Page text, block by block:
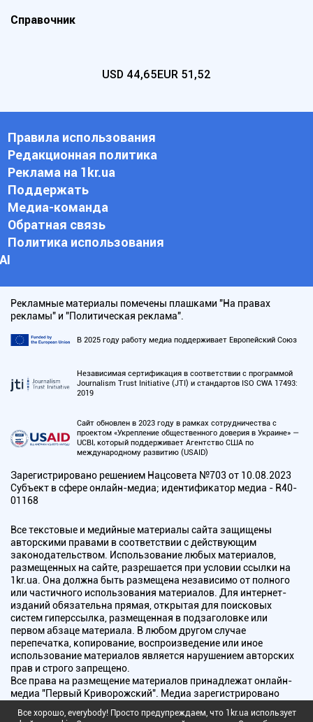
Справочник
USD 44,65EUR 51,52
Правила использования
Редакционная политика
Реклама на 1kr.ua
Поддержать
Медиа-команда
Обратная связь
Политика использования
АI
Рекламные материалы помечены плашками "На правах
рекламы" и "Политическая реклама".
В 2025 году работу медиа поддерживает Европейский Союз
Независимая сертификация в соответствии с программой
Journalism Trust Initiative (JTI) и стандартов ISO CWA 17493:
2019
Сайт обновлен в 2023 году в рамках сотрудничества с
проектом «Укрепление общественного доверия в Украине» —
UCBI, который поддерживает Агентство США по
международному развитию (USAID)
Зарегистрировано решением Нацсовета №703 от 10.08.2023
Субъект в сфере онлайн-медиа; идентификатор медиа - R40-
01168
Все текстовые и медийные материалы сайта защищены
авторскими правами в соответствии с действующим
законодательством. Использование любых материалов,
размещенных на сайте, разрешается при условии ссылки на
1kr.ua. Она должна быть размещена независимо от полного
или частичного использования материалов. Для интернет-
изданий обязательна прямая, открытая для поисковых
систем гиперссылка, размещенная в подзаголовке или
первом абзаце материала. В любом другом случае
перепечатка, копирование, воспроизведение или иное
использование материалов является нарушением авторских
прав и строго запрещено.
Все права на размещение материалов принадлежат онлайн-
медиа "Первый Криворожский". Медиа зарегистрировано
радиовещания.
Все хорошо, everybody! Просто предупреждаем, что 1kr.ua использует